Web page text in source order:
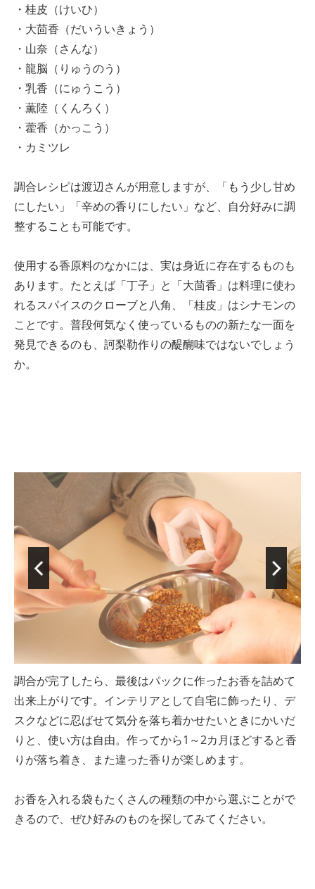
・桂皮（けいひ）
・大茴香（だいういきょう）
・山奈（さんな）
・龍脳（りゅうのう）
・乳香（にゅうこう）
・薫陸（くんろく）
・藿香（かっこう）
・カミツレ
調合レシピは渡辺さんが用意しますが、「もう少し甘め
にしたい」「辛めの香りにしたい」など、自分好みに調
整することも可能です。
使用する香原料のなかには、実は身近に存在するものも
あります。たとえば「丁子」と「大茴香」は料理に使わ
れるスパイスのクローブと八角、「桂皮」はシナモンの
ことです。普段何気なく使っているものの新たな一面を
発見できるのも、訶梨勒作りの醍醐味ではないでしょう
か。
調合が完了したら、最後はパックに作ったお香を詰めて
出来上がりです。インテリアとして自宅に飾ったり、デ
スクなどに忍ばせて気分を落ち着かせたいときにかいだ
りと、使い方は自由。作ってから1～2カ月ほどすると香
りが落ち着き、また違った香りが楽しめます。
お香を入れる袋もたくさんの種類の中から選ぶことがで
きるので、ぜひ好みのものを探してみてください。